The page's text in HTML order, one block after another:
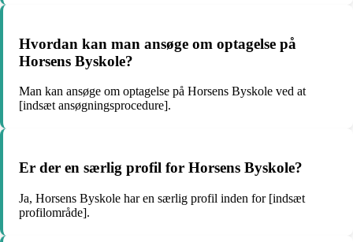
Hvordan kan man ansøge om optagelse på
Horsens Byskole?
Man kan ansøge om optagelse på Horsens Byskole ved at
[indsæt ansøgningsprocedure].
Er der en særlig profil for Horsens Byskole?
Ja, Horsens Byskole har en særlig profil inden for [indsæt
profilområde].